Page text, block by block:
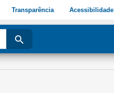
Transparência Acessibilidade
search